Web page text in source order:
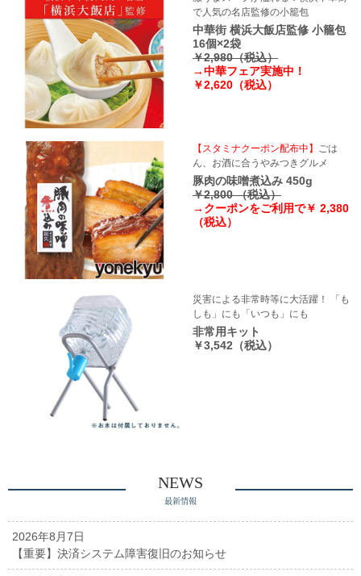
で人気の名店監修の小籠包
中華街 横浜大飯店監修 小籠包
16個×2袋
￥2,980（税込）
→中華フェア実施中！
￥2,620（税込）
【スタミナクーポン配布中】
ごは
ん、お酒に合うやみつきグルメ
豚肉の味噌煮込み 450g
￥2,800 （税込）
→クーポンをご利用で￥ 2,380
（税込）
災害による非常時等に大活躍！ 「も
しも」にも「いつも」にも
非常用キット
￥3,542（税込）
NEWS
最新情報
2026年8月7日
【重要】決済システム障害復旧のお知らせ